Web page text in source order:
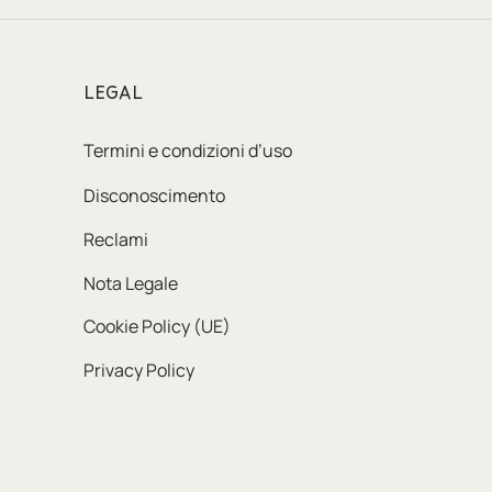
LEGAL
Termini e condizioni d’uso
Disconoscimento
Reclami
Nota Legale
Cookie Policy (UE)
Privacy Policy